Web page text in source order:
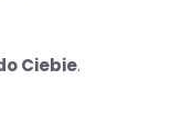
Ciebie.